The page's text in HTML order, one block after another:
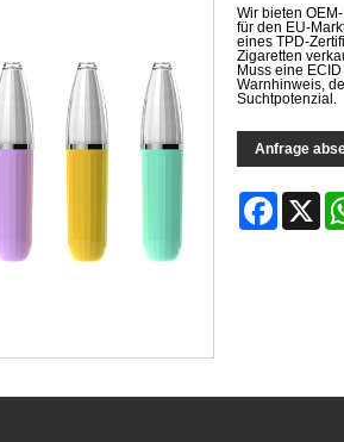
Wir bieten
für den EU-
eines TPD-
Zigaretten
Muss eine
Warnhinweis,
Suchtpotenzial.
Anfrage
Facebook